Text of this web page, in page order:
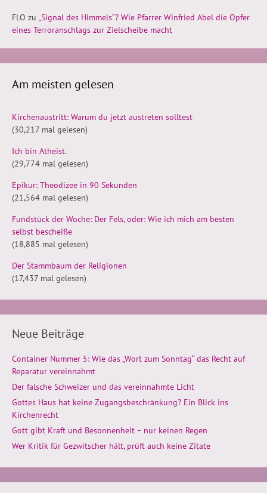
FLO zu „Signal des Himmels“? Wie Pfarrer Winfried Abel die Opfer
eines Terroranschlags zur Zielscheibe macht
Am meisten gelesen
Kirchenaustritt: Warum du jetzt austreten solltest
(30,217 mal gelesen)
Ich bin Atheist.
(29,774 mal gelesen)
Epikur: Theodizee in 90 Sekunden
(21,564 mal gelesen)
Fundstück der Woche: Der Fels, oder: Wie ich mich am besten
selbst bescheiße
(18,885 mal gelesen)
Der Stammbaum der Religionen
(17,437 mal gelesen)
Neue Beiträge
Container Nummer 5: Wie das „Wort zum Sonntag“ das Recht auf
Reparatur vereinnahmt
Der falsche Schweizer und das vereinnahmte Licht
Gottes Haus hat keine Zugangsbeschränkung? Ein Blick ins
Kirchenrecht
Gott gibt Kraft und Besonnenheit – nur keinen Regen
Wer Kritik für Gezwitscher hält, prüft auch keine Zitate